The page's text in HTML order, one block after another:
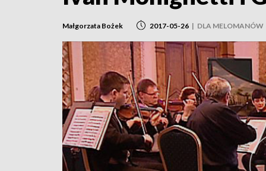
Małgorzata Bożek 2017-05-26 | DLA MELOMANÓW